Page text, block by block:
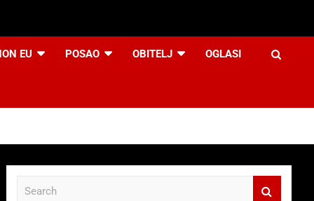
EU POSAO OBITELJ OGLASI